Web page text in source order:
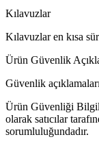
Kılavuzlar
Kılavuzlar en kısa
Ürün Güvenlik
Güvenlik
Ürün Güvenliği
olarak satıcılar
sorumluluğundadır.